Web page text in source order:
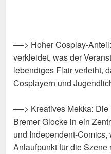
—-> Hoher Cosplay-
verkleidet, was der
lebendiges Flair verleiht,
Cosplayern und
—-> Kreatives Mekka: Die
Bremer Glocke in ein
und Independent-
Anlaufpunkt für die Szene